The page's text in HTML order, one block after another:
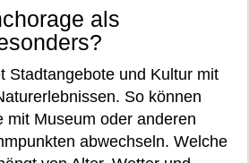
als
Stadtangebote und Kultur mit
So können
mit Museum oder anderen
abwechseln. Welche